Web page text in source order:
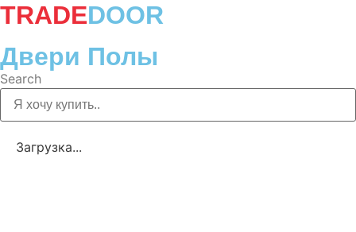
TRADEDOOR
Двери Полы
Search
Загрузка...